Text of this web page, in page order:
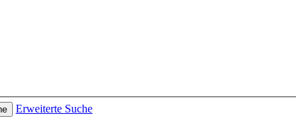
Erweiterte Suche